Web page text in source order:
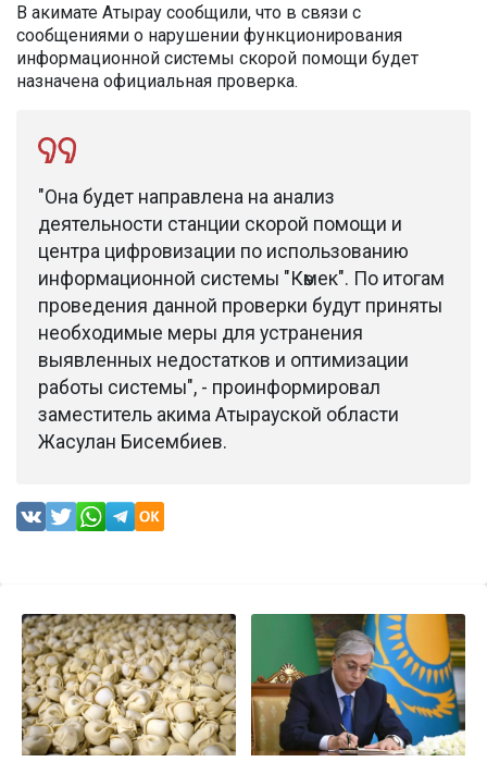
В акимате Атырау сообщили, что в связи с
сообщениями о нарушении функционирования
информационной системы скорой помощи будет
назначена официальная проверка.
"Она будет направлена на анализ
деятельности станции скорой помощи и
центра цифровизации по использованию
информационной системы "Көмек". По итогам
проведения данной проверки будут приняты
необходимые меры для устранения
выявленных недостатков и оптимизации
работы системы", - проинформировал
заместитель акима Атырауской области
Жасулан Бисембиев.